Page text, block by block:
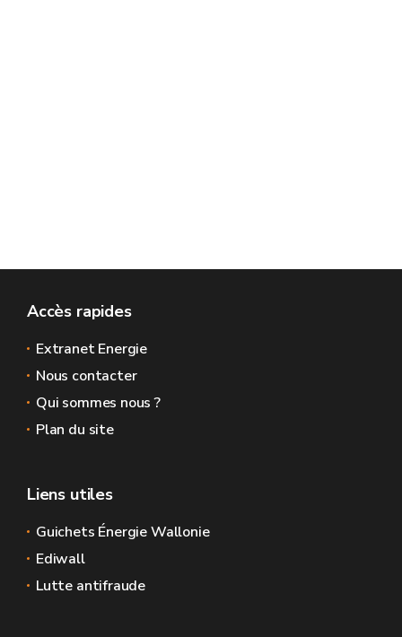
Accès rapides
Extranet Energie
Nous contacter
Qui sommes nous ?
Plan du site
Liens utiles
Guichets Énergie Wallonie
Ediwall
Lutte antifraude